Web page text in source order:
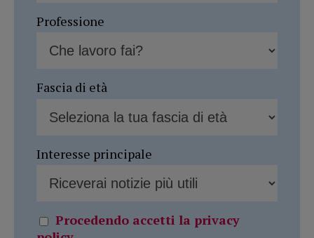
Professione
Fascia di età
Interesse principale
Procedendo accetti la privacy